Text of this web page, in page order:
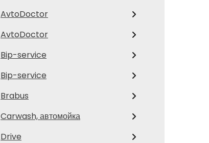
AvtoDoctor
AvtoDoctor
Bip-service
Bip-service
Brabus
Carwash, автомойка
Drive